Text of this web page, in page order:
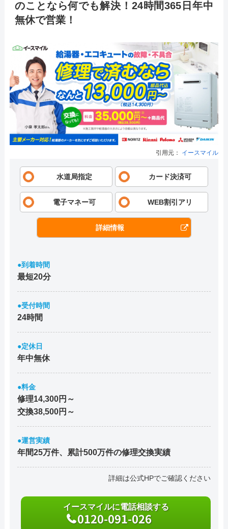
のことなら何でも解決！24時間365日年中
無休で営業！
引用元： イースマイル
水道局指定 カード決済可
電子マネー可 WEB割引アリ
詳細情報
●到着時間
最短20分
●受付時間
24時間
●定休日
年中無休
●料金
修理14,300円～
交換38,500円～
●運営実績
年間25万件、累計500万件の修理交換実績
詳細は公式HPでご確認ください
イースマイルに電話相談する
0120-091-026